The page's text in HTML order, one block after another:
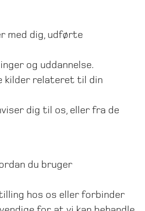
med dig, udførte
og uddannelse.
kilder relateret til din
dig til os, eller fra de
du bruger
hos os eller forbinder